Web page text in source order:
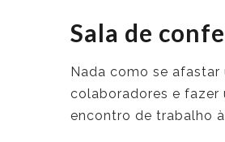
Sala de
Nada como se afastar
colaboradores e fazer
encontro de trabalho